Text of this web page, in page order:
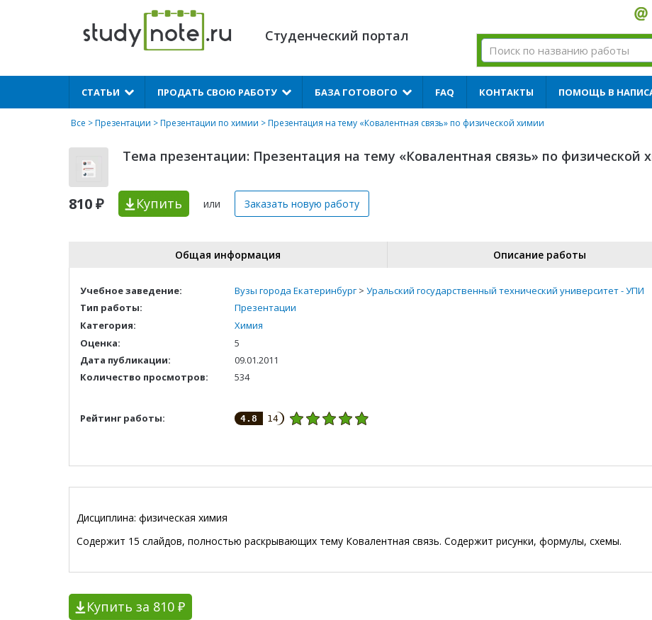
Студенческий портал
СТАТЬИ ПРОДАТЬ СВОЮ РАБОТУ БАЗА ГОТОВОГО FAQ КОНТАКТЫ ПОМОЩЬ В
Все >Презентации >Презентации по химии > Презентация на тему «Ковалентная связь» по физической химии
Тема презентации: Презентация на тему «Ковалентная связь» по физической
810 ₽ Купить или Заказать новую работу
Общая информация Описание работы
Учебное заведение: Вузы города Екатеринбург> Уральский государственный технический университет - УПИ
Тип работы:
Презентации
Категория:
Химия
Оценка:
5
Дата публикации:
09.01.2011
Количество просмотров:
534
Рейтинг работы: 4.8 14
Дисциплина: физическая химия
Содержит 15 слайдов, полностью раскрывающих тему Ковалентная связь. Содержит рисунки, формулы, схемы.
Купить за 810 ₽